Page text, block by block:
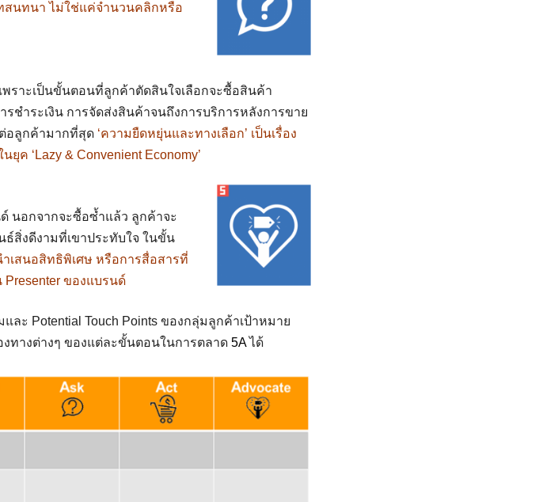
สนทนา ไม่ใช่แค่จำนวนคลิกหรือ
ราะเป็นขั้นตอนที่ลูกค้าตัดสินใจเลือกจะซื้อสินค้า
ชำระเงิน การจัดส่งสินค้าจนถึงการบริการหลังการขาย
ต่อลูกค้ามากที่สุด ‘ความยืดหยุ่นและทางเลือก’ เป็นเรื่อง
นยุค ‘Lazy & Convenient Economy’
นอกจากจะซื้อซ้ำแล้ว ลูกค้าจะ
สิ่งดีงามที่เขาประทับใจ ในขั้น
เสนอสิทธิพิเศษ หรือการสื่อสารที่
ของแบรนด์
ะ Potential Touch Points ของกลุ่มลูกค้าเป้าหมาย
ทางต่างๆ ของแต่ละขั้นตอนในการตลาด 5Aได้